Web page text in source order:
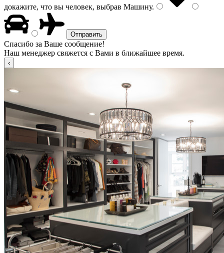
докажите, что вы человек, выбрав Машину.
Спасибо за Ваше сообщение!
Наш менеджер свяжется с Вами в ближайшее время.